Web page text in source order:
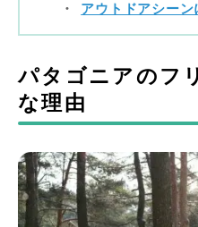
アウトドアシーン
パタゴニアのフ
な理由